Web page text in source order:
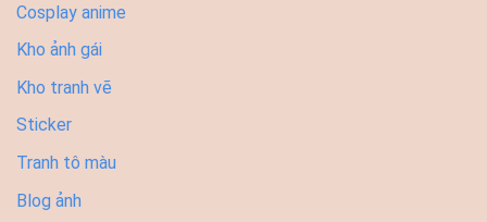
Cosplay anime
Kho ảnh gái
Kho tranh vẽ
Sticker
Tranh tô màu
Blog ảnh